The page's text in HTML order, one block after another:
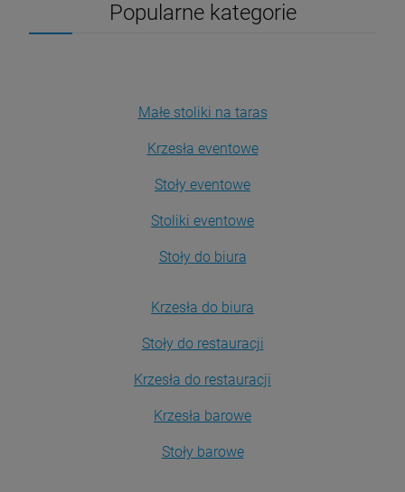
Popularne kategorie
Małe stoliki na taras
Krzesła eventowe
Stoły eventowe
Stoliki eventowe
Stoły do biura
Krzesła do biura
Stoły do restauracji
Krzesła do restauracji
Krzesła barowe
Stoły barowe